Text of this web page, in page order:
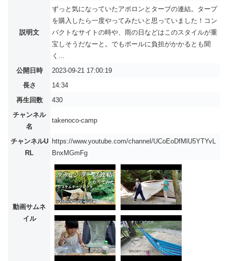
説明文
ずっと気になっていたアポロンとタープの連結。タープ
を購入したら一度やってみたいと思っていました！コン
パクトなサイトの時や、雨の日などはこのスタイルが重
宝しそうだなーと。でもポールに負担がかかるとも聞
く...
公開日時
2023-09-21 17:00:19
長さ
14:34
再生回数
430
チャンネル
名
takenoco-camp
チャンネルU
RL
https://www.youtube.com/channel/UCoEoDfMlU5YTYvL
BnxMGmFg
動画サムネ
イル